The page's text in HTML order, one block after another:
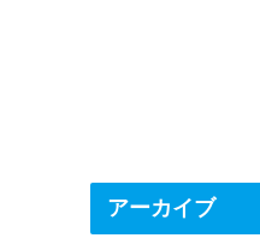
アーカイブ